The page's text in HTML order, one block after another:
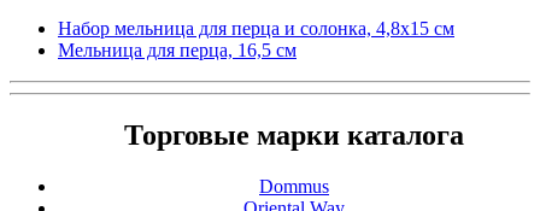
Набор мельница для перца и солонка, 4,8х15 см
Мельница для перца, 16,5 см
Торговые марки каталога
Dommus